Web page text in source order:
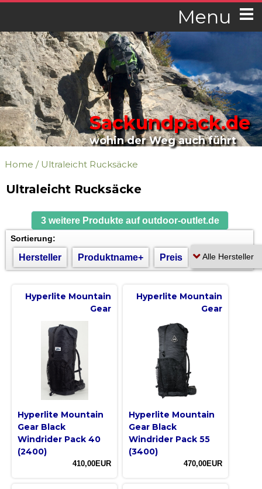
Menu
Sackundpack.de
wohin der Weg auch führt
Home / Ultraleicht Rucksäcke
Ultraleicht Rucksäcke
3 weitere Produkte auf outdoor-outlet.de
Sortierung:
Hersteller Produktname+ Preis
Hyperlite Mountain
Gear
Hyperlite Mountain
Gear Black
Windrider Pack 40
(2400)
410,00EUR
Hyperlite Mountain
Gear
Hyperlite Mountain
Gear Black
Windrider Pack 55
(3400)
470,00EUR